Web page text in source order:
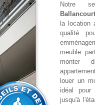
Notre
la location
qualité
meuble
monter
louer un
idéal pour
jusqu'à